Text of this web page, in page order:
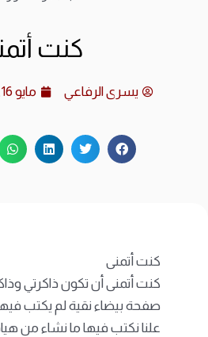
كنت
يسرى الرفاعي مايو 16, 2020
كنت أتمنى
كنت أتمنى أن تكون ذاكرتي
صفحة بيضاء نقية لم يكتب
علنا نكتب فيها ما نشاء من